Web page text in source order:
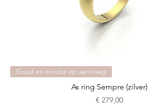
Goud en bicolor op aanvraag
As ring Sempre (zilver)
Prijs
€ 279,00